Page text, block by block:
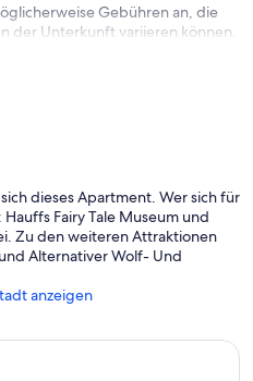
Gebühren an, die
der Unterkunft variieren können.
dieses Apartment. Wer sich für
Fairy Tale Museum und
Zu den weiteren Attraktionen
Alternativer Wolf- Und
anzeigen